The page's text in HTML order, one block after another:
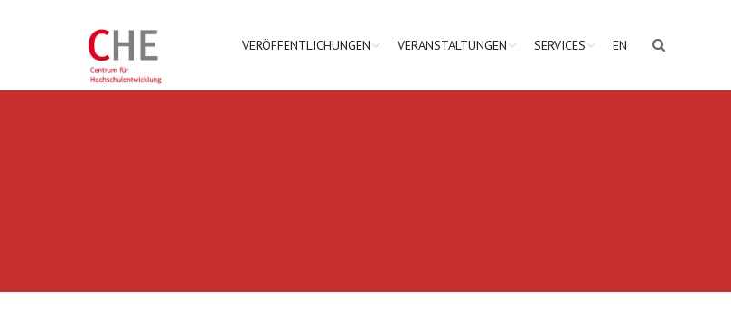
VERÖFFENTLICHUNGEN VERANSTALTUNGEN SERVICES EN